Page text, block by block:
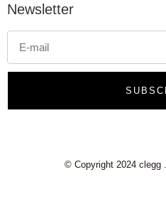
Newsletter
© Copyright 2024 clegg